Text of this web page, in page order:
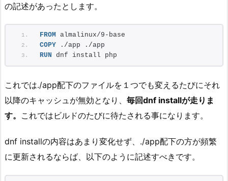
の記述があったとします。
FROM almalinux/9-base
COPY ./app ./app
RUN dnf install php
これでは./app配下のファイルを１つでも変えるたびにそれ
以降のキャッシュが無効となり、 毎回dnf installが走りま
す。 これではビルドのたびに待たされる事になります。
dnf installの内容はあまり変化せず、./app配下の方が頻繁
に更新されるならば、以下のように記述すべきです。